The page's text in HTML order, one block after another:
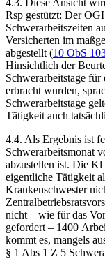
Rsp gestützt: Der
Schwerarbeitszeiten
Versicherten im
abgestellt (10 ObS
Hinsichtlich der
Schwerarbeitstage
erbracht wurden,
Schwerarbeitstage
Tätigkeit auch
4.4. Als Ergebnis ist
Schwerarbeitsmonat
abzustellen ist. Die Kl
eigentliche Tätigkeit
Krankenschwester
nicht – wie für das
gefordert – 1400
kommt es, mangels
§ 1 Abs 1 Z 5